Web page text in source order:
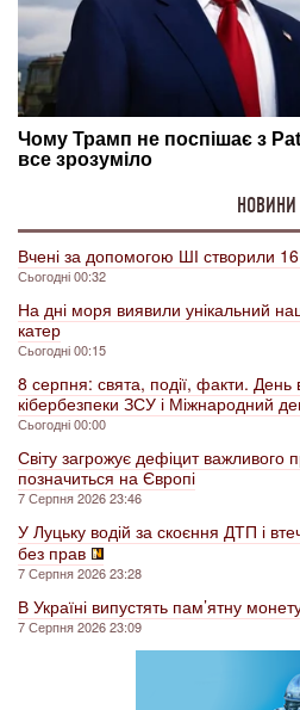
НОВИНИ
Вчені за допомогою ШІ створили 16
Сьогодні 00:32
На дні моря виявили унікальний
катер
Сьогодні 00:15
8 серпня: свята, події, факти. День
кібербезпеки ЗСУ і Міжнародний
Сьогодні 00:00
Світу загрожує дефіцит важливого
позначиться на Європі
7 Серпня 2026 23:46
У Луцьку водій за скоєння ДТП і
без прав
7 Серпня 2026 23:28
В Україні випустять пам’ятну
7 Серпня 2026 23:09